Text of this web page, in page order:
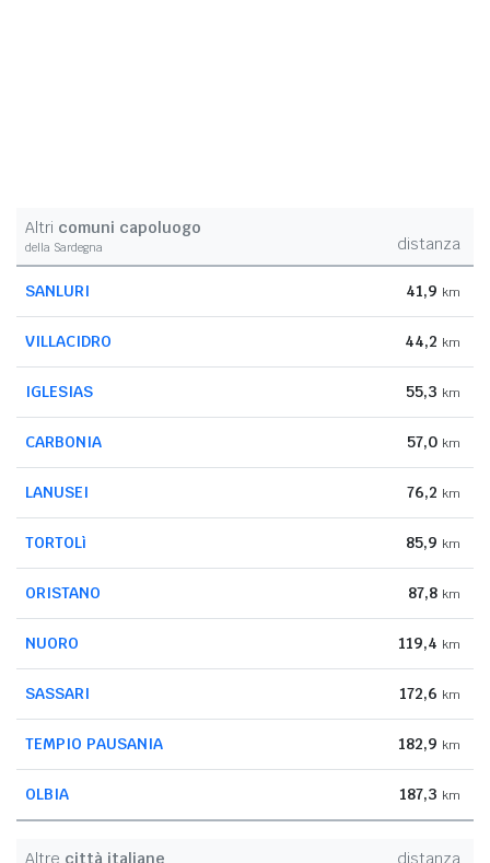
Altri comuni capoluogo
della Sardegna distanza
SANLURI 41,9 km
VILLACIDRO 44,2 km
IGLESIAS 55,3 km
CARBONIA 57,0 km
LANUSEI 76,2 km
TORTOLì 85,9 km
ORISTANO 87,8 km
NUORO 119,4 km
SASSARI 172,6 km
TEMPIO PAUSANIA 182,9 km
OLBIA 187,3 km
Altre città italiane distanza